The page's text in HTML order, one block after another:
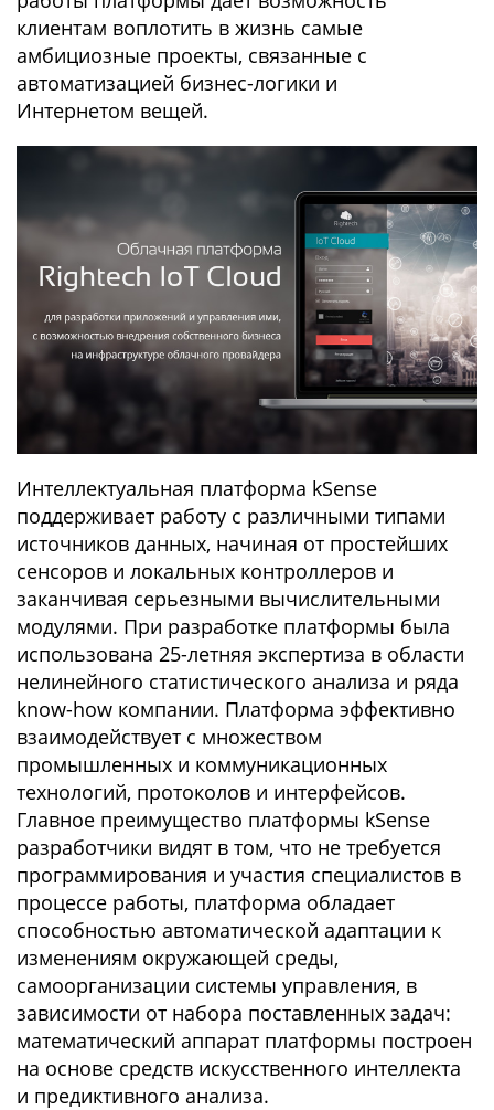
клиентам воплотить в жизнь самые
амбициозные проекты, связанные с
автоматизацией бизнес-логики и
Интернетом вещей.
Интеллектуальная платформа kSense
поддерживает работу с различными типами
источников данных, начиная от простейших
сенсоров и локальных контроллеров и
заканчивая серьезными вычислительными
модулями. При разработке платформы была
использована 25-летняя экспертиза в области
нелинейного статистического анализа и ряда
know-how компании. Платформа эффективно
взаимодействует с множеством
промышленных и коммуникационных
технологий, протоколов и интерфейсов.
Главное преимущество платформы kSense
разработчики видят в том, что не требуется
программирования и участия специалистов в
процессе работы, платформа обладает
способностью автоматической адаптации к
изменениям окружающей среды,
самоорганизации системы управления, в
зависимости от набора поставленных задач:
математический аппарат платформы построен
на основе средств искусственного интеллекта
и предиктивного анализа.